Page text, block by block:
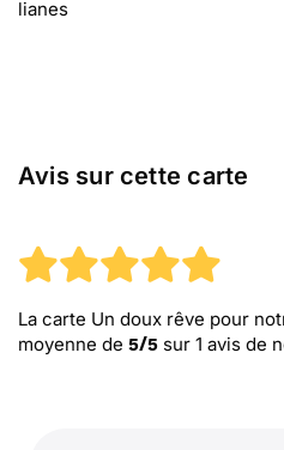
lianes
Avis sur cette carte
La carte Un doux rêve pour
moyenne de 5/5 sur 1 avis de